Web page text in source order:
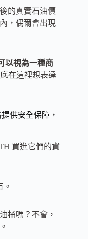
的真實石油價
，偶爾會出現
以視為一種商
在這裡想表達
供安全保障，
買進它們的資
。
桶嗎？不會，